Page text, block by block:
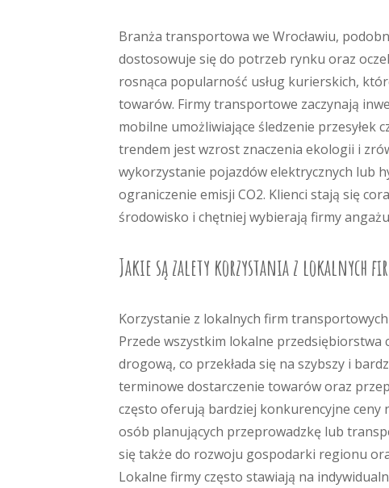
Branża transportowa we Wrocławiu,
dostosowuje się do potrzeb rynku oraz
rosnąca popularność usług kurierskich,
towarów. Firmy transportowe zaczynają
mobilne umożliwiające śledzenie przesyłek
trendem jest wzrost znaczenia ekologii i
wykorzystanie pojazdów elektrycznych lub
ograniczenie emisji CO2. Klienci stają się
środowisko i chętniej wybierają firmy
Jakie są zalety korzystania z lokalnych
Korzystanie z lokalnych firm
Przede wszystkim lokalne
drogową, co przekłada się na szybszy i
terminowe dostarczenie towarów oraz
często oferują bardziej konkurencyjne ceny
osób planujących przeprowadzkę lub
się także do rozwoju gospodarki regionu
Lokalne firmy często stawiają na